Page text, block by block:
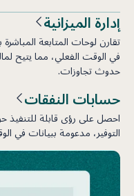
إدارة الميزانية
تقارن لوحات المتابعة المباشرة
في الوقت الفعلي، مما يتيح
حدوث تجاوزات.
حسابات النفقات
احصل على رؤى قابلة للتنفيذ
التوفير، مدعومة ببيانات في